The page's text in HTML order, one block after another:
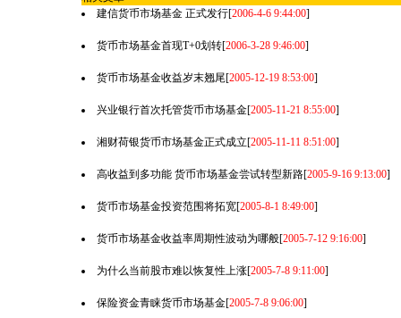
建信货币市场基金 正式发行[2006-4-6 9:44:00]
货币市场基金首现T+0划转[2006-3-28 9:46:00]
货币市场基金收益岁末翘尾[2005-12-19 8:53:00]
兴业银行首次托管货币市场基金[2005-11-21 8:55:00]
湘财荷银货币市场基金正式成立[2005-11-11 8:51:00]
高收益到多功能 货币市场基金尝试转型新路[2005-9-16 9:13:00]
货币市场基金投资范围将拓宽[2005-8-1 8:49:00]
货币市场基金收益率周期性波动为哪般[2005-7-12 9:16:00]
为什么当前股市难以恢复性上涨[2005-7-8 9:11:00]
保险资金青睐货币市场基金[2005-7-8 9:06:00]